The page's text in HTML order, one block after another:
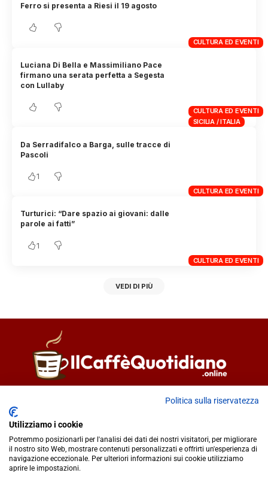
CULTURA ED EVENTI
Ferro si presenta a Riesi il 19 agosto
CULTURA ED EVENTI
SICILIA / ITALIA
Luciana Di Bella e Massimiliano Pace
firmano una serata perfetta a Segesta
con Lullaby
CULTURA ED EVENTI
Da Serradifalco a Barga, sulle tracce di
Pascoli
1
CULTURA ED EVENTI
Turturici: “Dare spazio ai giovani: dalle
parole ai fatti”
1
VEDI DI PIÙ
Fiorella Falci
redazione@ilcaffequotidiano.online
C.F. 92076900858
Chi siamo
Politica sulla riservatezza
Utilizziamo i cookie
Potremmo posizionarli per l'analisi dei dati dei nostri visitatori, per migliorare
il nostro sito Web, mostrare contenuti personalizzati e offrirti un'esperienza di
navigazione eccezionale. Per ulteriori informazioni sui cookie utilizziamo
aprire le impostazioni.